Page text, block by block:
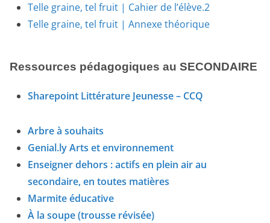
Telle graine, tel fruit | Cahier de l’élève.2
Telle graine, tel fruit | Annexe théorique
Ressources pédagogiques au SECONDAIRE
Sharepoint Littérature Jeunesse – CCQ
Arbre à souhaits
Genial.ly Arts et environnement
Enseigner dehors : actifs en plein air au
secondaire, en toutes matières
Marmite éducative
À la soupe (trousse révisée)